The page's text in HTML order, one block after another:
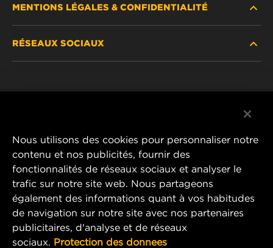
OÙ ACHETER
MENTIONS LÉGALES & CONFIDENTIALITÉ
RÉSEAUX SOCIAUX
MANN+HUMMEL FT Poland
ul. Wrocławska 145,
63-800 GOSTYŃ, POLAND
Tel. +48 65 572 89 00
Nous utilisons des cookies pour personnaliser notre
contenu et nos publicités, fournir des
fonctionnalités de réseaux sociaux et analyser le
trafic sur notre site web. Nous partageons
également des informations quant à vos habitudes
de navigation sur notre site avec nos partenaires
publicitaires, d'analyse et de réseaux
sociaux. Protection des donnees